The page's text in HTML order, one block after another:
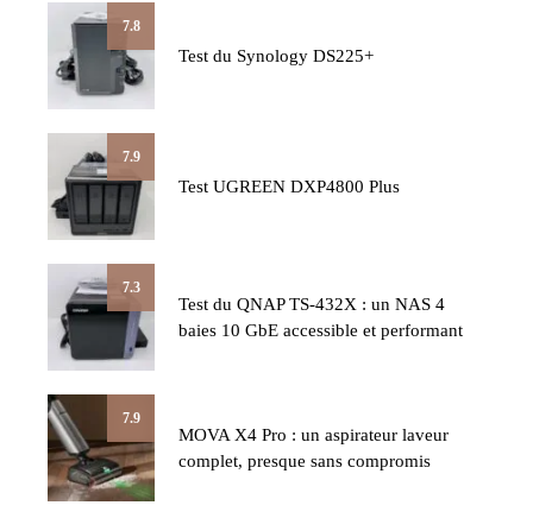
7.8
Test du Synology DS225+
7.9
Test UGREEN DXP4800 Plus
7.3
Test du QNAP TS-432X : un NAS 4
baies 10 GbE accessible et performant
7.9
MOVA X4 Pro : un aspirateur laveur
complet, presque sans compromis